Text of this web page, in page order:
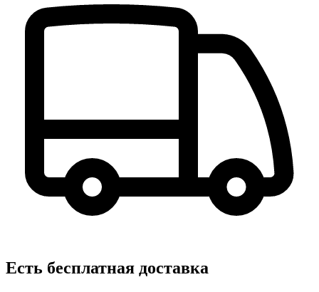
Есть бесплатная доставка